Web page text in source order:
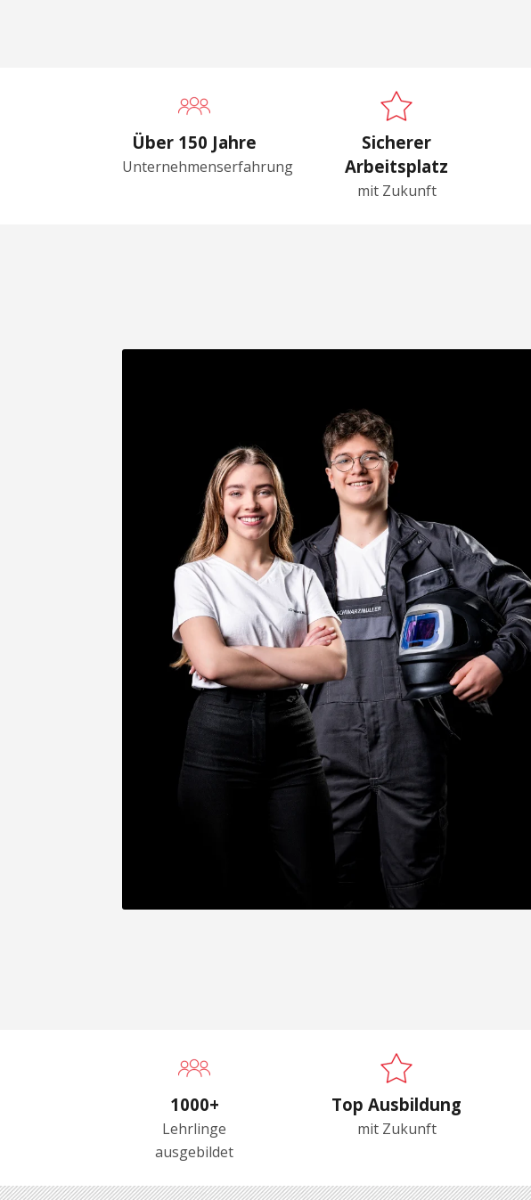
Über 150 Jahre
Unternehmenserfahrung
Sicherer
Arbeitsplatz
mit Zukunft
1000+
Lehrlinge
ausgebildet
Top Ausbildung
mit Zukunft